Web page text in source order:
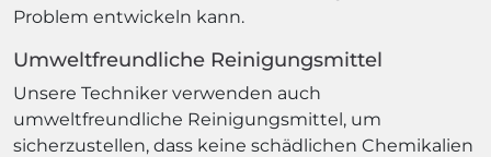
Problem entwickeln kann.
Umweltfreundliche Reinigungsmittel
Unsere Techniker verwenden auch
umweltfreundliche Reinigungsmittel, um
sicherzustellen, dass keine schädlichen Chemikalien